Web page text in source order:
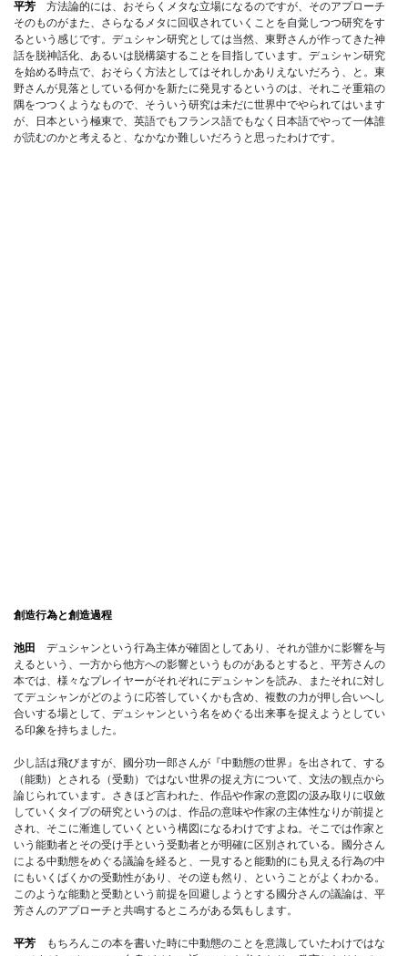
平芳 方法論的には、おそらくメタな立場になるのですが、そのアプローチ
そのものがまた、さらなるメタに回収されていくことを自覚しつつ研究をす
るという感じです。デュシャン研究としては当然、東野さんが作ってきた神
話を脱神話化、あるいは脱構築することを目指しています。デュシャン研究
を始める時点で、おそらく方法としてはそれしかありえないだろう、と。東
野さんが見落としている何かを新たに発見するというのは、それこそ重箱の
隅をつつくようなもので、そういう研究は未だに世界中でやられてはいます
が、日本という極東で、英語でもフランス語でもなく日本語でやって一体誰
が読むのかと考えると、なかなか難しいだろうと思ったわけです。
創造行為と創造過程
池田 デュシャンという行為主体が確固としてあり、それが誰かに影響を与
えるという、一方から他方への影響というものがあるとすると、平芳さんの
本では、様々なプレイヤーがそれぞれにデュシャンを読み、またそれに対し
てデュシャンがどのように応答していくかも含め、複数の力が押し合いへし
合いする場として、デュシャンという名をめぐる出来事を捉えようとしてい
る印象を持ちました。
少し話は飛びますが、國分功一郎さんが『中動態の世界』を出されて、する
（能動）とされる（受動）ではない世界の捉え方について、文法の観点から
論じられています。さきほど言われた、作品や作家の意図の汲み取りに収斂
していくタイプの研究というのは、作品の意味や作家の主体性なりが前提と
され、そこに漸進していくという構図になるわけですよね。そこでは作家と
いう能動者とその受け手という受動者とが明確に区別されている。國分さん
による中動態をめぐる議論を経ると、一見すると能動的にも見える行為の中
にもいくばくかの受動性があり、その逆も然り、ということがよくわかる。
このような能動と受動という前提を回避しようとする國分さんの議論は、平
芳さんのアプローチと共鳴するところがある気もします。
平芳 もちろんこの本を書いた時に中動態のことを意識していたわけではな